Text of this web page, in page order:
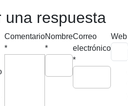
una respuesta
Comentario
*
Nombre
*
Correo
electrónico
*
Web